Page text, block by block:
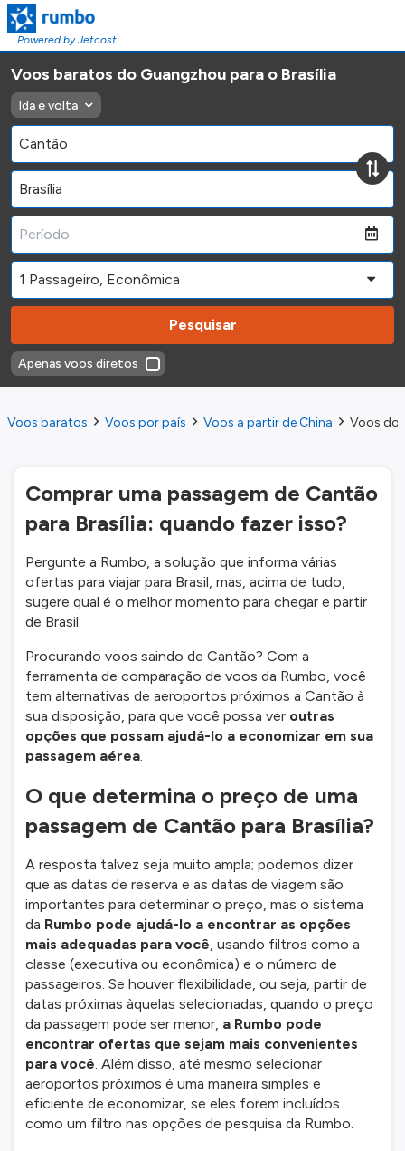
Powered by Jetcost
Voos baratos do Guangzhou para o Brasília
Ida e volta
Pesquisar
Apenas voos diretos
Voos baratos Voos por país Voos a partir de China Voos do
Comprar uma passagem de Cantão
para Brasília: quando fazer isso?
Pergunte a Rumbo, a solução que informa várias
ofertas para viajar para Brasil, mas, acima de tudo,
sugere qual é o melhor momento para chegar e partir
de Brasil.
Procurando voos saindo de Cantão? Com a
ferramenta de comparação de voos da Rumbo, você
tem alternativas de aeroportos próximos a Cantão à
sua disposição, para que você possa ver outras
opções que possam ajudá-lo a economizar em sua
passagem aérea.
O que determina o preço de uma
passagem de Cantão para Brasília?
A resposta talvez seja muito ampla; podemos dizer
que as datas de reserva e as datas de viagem são
importantes para determinar o preço, mas o sistema
da Rumbo pode ajudá-lo a encontrar as opções
mais adequadas para você, usando filtros como a
classe (executiva ou econômica) e o número de
passageiros. Se houver flexibilidade, ou seja, partir de
datas próximas àquelas selecionadas, quando o preço
da passagem pode ser menor, a Rumbo pode
encontrar ofertas que sejam mais convenientes
para você. Além disso, até mesmo selecionar
aeroportos próximos é uma maneira simples e
eficiente de economizar, se eles forem incluídos
como um filtro nas opções de pesquisa da Rumbo.